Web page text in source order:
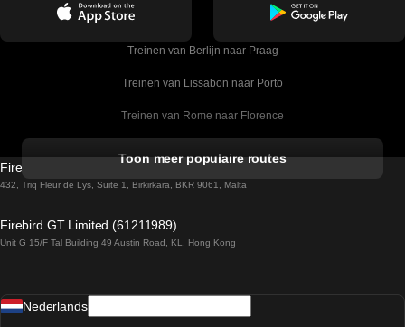
Treinen van Berlijn naar Praag
Treinen van Lissabon naar Porto
Treinen van Rome naar Florence
Treinen van Sevilla naar Barcelona
Treinen van Praag naar Wenen
Toon meer populaire routes
Firebird GT Limited (OC 1451)
432, Triq Fleur de Lys, Suite 1, Birkirkara, BKR 9061, Malta
Firebird GT Limited (61211989)
Unit G 15/F Tal Building 49 Austin Road, KL, Hong Kong
Nederlands